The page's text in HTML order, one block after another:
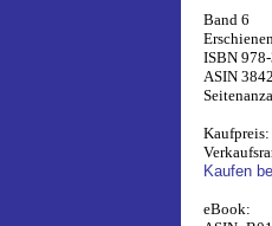
Band 6
ISBN
ASIN
Kaufen
eBook: